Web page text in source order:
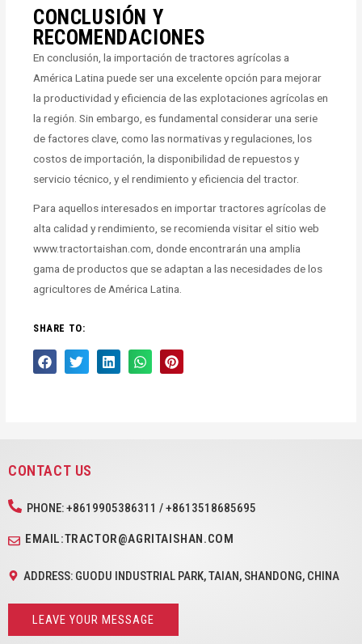
CONCLUSIÓN Y
RECOMENDACIONES
En conclusión, la importación de tractores agrícolas a
América Latina puede ser una excelente opción para mejorar
la productividad y eficiencia de las explotaciones agrícolas en
la región. Sin embargo, es fundamental considerar una serie
de factores clave, como las normativas y regulaciones, los
costos de importación, la disponibilidad de repuestos y
servicio técnico, y el rendimiento y eficiencia del tractor.
Para aquellos interesados en importar tractores agrícolas de
alta calidad y rendimiento, se recomienda visitar el sitio web
www.tractortaishan.com, donde encontrarán una amplia
gama de productos que se adaptan a las necesidades de los
agricultores de América Latina.
SHARE TO:
CONTACT US
PHONE: +8619905386311 / +8613518685695
EMAIL:TRACTOR@AGRITAISHAN.COM
ADDRESS: GUODU INDUSTRIAL PARK, TAIAN, SHANDONG, CHINA
LEAVE YOUR MESSAGE